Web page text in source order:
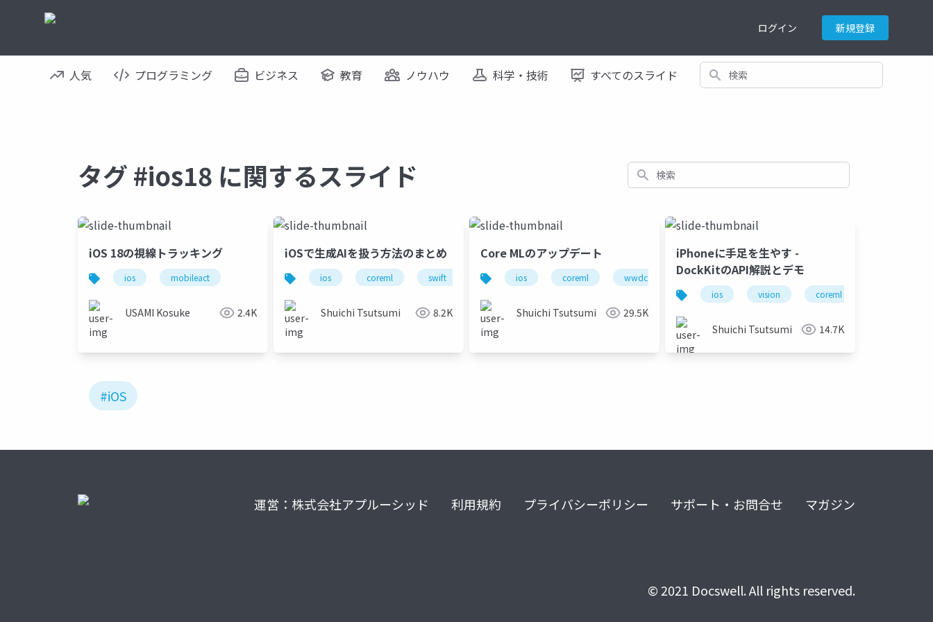
ログイン 新規登録
人気 プログラミング ビジネス 教育 ノウハウ 科学・技術 すべてのスライド 検索
タグ #ios18 に関するスライド 検索
iOS 18の視線トラッキング
ios mobileact
USAMI Kosuke 2.4K
iOSで生成AIを扱う方法のまとめ
ios coreml swift ml ios18 llm
Shuichi Tsutsumi 8.2K
Core MLのアップデート
ios coreml wwdc ios18 wwdc24
Shuichi Tsutsumi 29.5K
iPhoneに手足を生やす -
DockKitのAPI解説とデモ
ios vision coreml
Shuichi Tsutsumi 14.7K
#iOS
運営：株式会社アプルーシッド 利用規約 プライバシーポリシー サポート・お問合せ マガジン
© 2021 Docswell. All rights reserved.